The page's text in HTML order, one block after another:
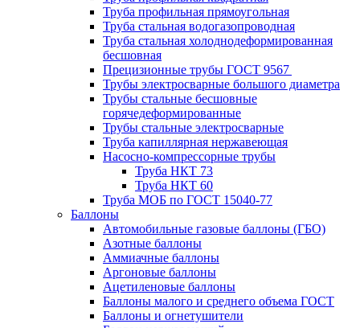
Труба профильная прямоугольная
Труба стальная водогазопроводная
Труба стальная холоднодеформированная
бесшовная
Прецизионные трубы ГОСТ 9567
Трубы электросварные большого диаметра
Трубы стальные бесшовные
горячедеформированные
Трубы стальные электросварные
Труба капиллярная нержавеющая
Насосно-компрессорные трубы
Труба НКТ 73
Труба НКТ 60
Труба МОБ по ГОСТ 15040-77
Баллоны
Автомобильные газовые баллоны (ГБО)
Азотные баллоны
Аммиачные баллоны
Аргоновые баллоны
Ацетиленовые баллоны
Баллоны малого и среднего объема ГОСТ
Баллоны и огнетушители